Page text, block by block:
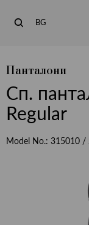
BG
Панталони
Сп.
Regular
Model No.: 315010 /